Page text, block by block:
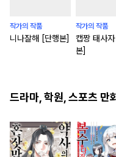
작가의 작품
니나잘해 [단행본]
작가의 작품
캡짱 태사
본]
드라마, 학원, 스포츠 만